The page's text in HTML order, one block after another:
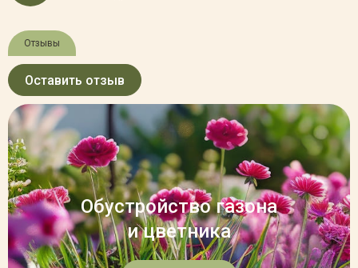
Отзывы
Оставить отзыв
Обустройство газона
и цветника